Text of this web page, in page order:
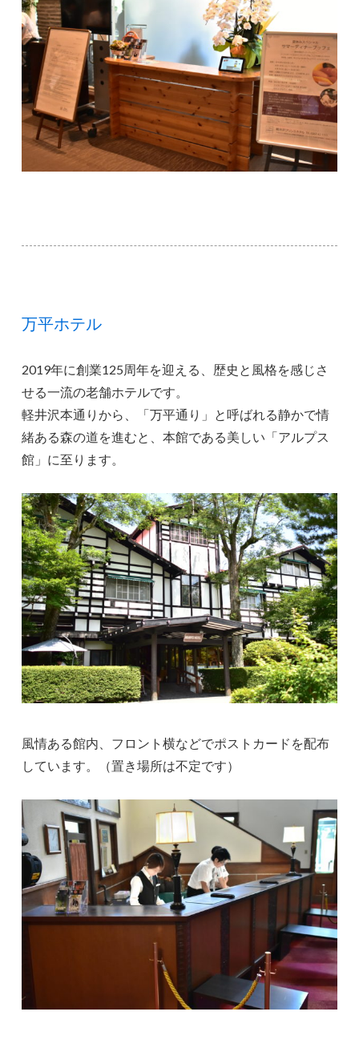
万平ホテル
2019年に創業125周年を迎える、歴史と風格を感じさ
せる一流の老舗ホテルです。
軽井沢本通りから、「万平通り」と呼ばれる静かで情
緒ある森の道を進むと、本館である美しい「アルプス
館」に至ります。
風情ある館内、フロント横などでポストカードを配布
しています。（置き場所は不定です）